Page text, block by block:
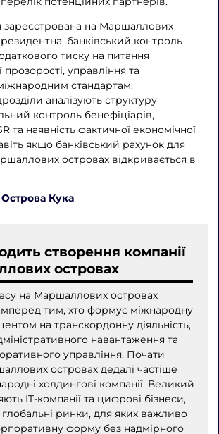
зареєстрована на Маршаллових
банківський контроль
тиску на питання
управління та
стандартам.
аналізують структуру
контроль бенефіціарів,
та наявність фактичної економічної
якщо банківський рахунок для
островах відкривається в
Кука
створення компанії
островах
на Маршаллових островах
тим, хто формує міжнародну
на транскордонну діяльність,
навантаження та
управління. Почати
островах дедалі частіше
холдингові компанії. Великий
IT-компанії та цифрові бізнеси,
глобальні ринки, для яких важливо
форму без надмірного